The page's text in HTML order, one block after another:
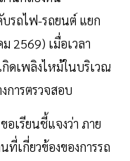
รถไฟ-รถยนต์ แยก
2569) เมื่อเวลา
ดเพลิงไหม้ในบริเวณ
การตรวจสอบ
เรียนชี้แจงว่า ภาย
ที่เกี่ยวข้องของการรถ